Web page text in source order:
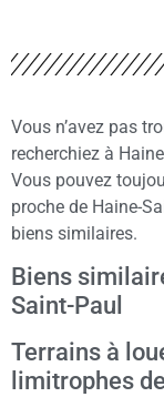
Vous n’avez pas
recherchiez à
Vous pouvez
proche de Haine-
biens similaires.
Biens
Saint-Paul
Terrains à
limitrophes